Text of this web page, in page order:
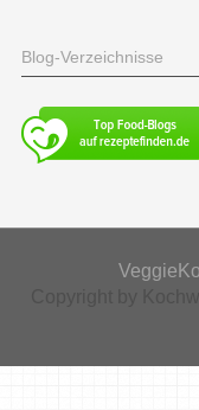
Blog-Verzeichnisse